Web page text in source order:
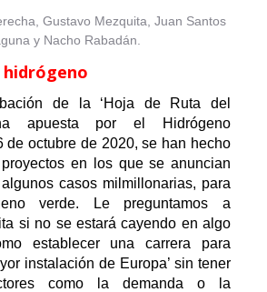
Gustavo Mezquita, Juan Santos
y Nacho Rabadán.
hidrógeno
de la ‘Hoja de Ruta del
apuesta por el Hidrógeno
de octubre de 2020, se han hecho
en los que se anuncian
casos milmillonarias, para
verde. Le preguntamos a
si no se estará cayendo en algo
establecer una carrera para
instalación de Europa’ sin tener
como la demanda o la